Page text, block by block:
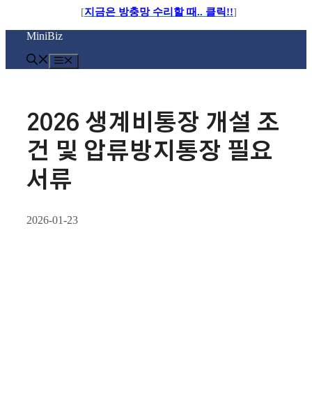
[지금은 방충망 수리할 때.. 클릭!!]
컨
로
MiniBiz
2026 생계비통장 개설 조
건 및 압류방지통장 필요
서류
2026-01-23